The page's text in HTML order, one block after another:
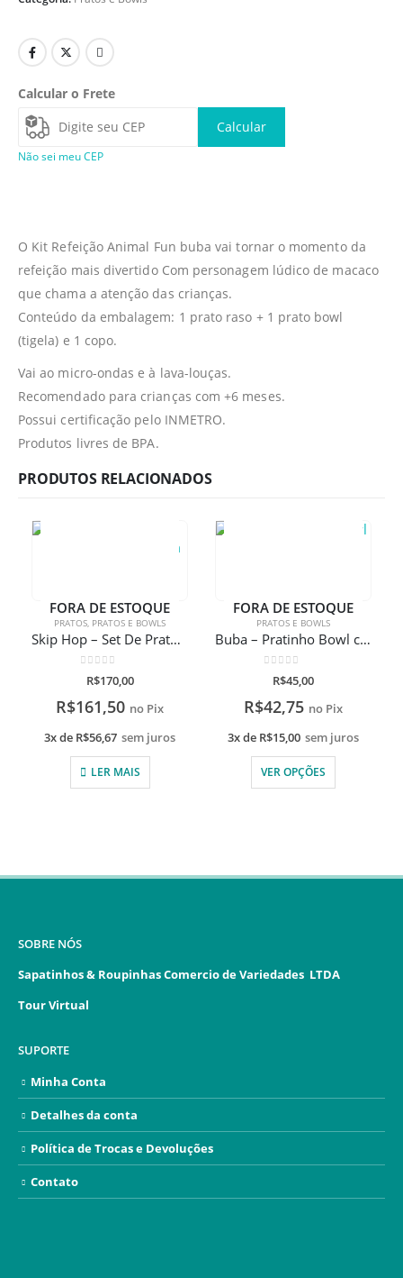
Calcular o Frete
Calcular
Não sei meu CEP
O Kit Refeição Animal Fun buba vai tornar o momento da
refeição mais divertido Com personagem lúdico de macaco
que chama a atenção das crianças.
Conteúdo da embalagem: 1 prato raso + 1 prato bowl
(tigela) e 1 copo.
Vai ao micro-ondas e à lava-louças.
Recomendado para crianças com +6 meses.
Possui certificação pelo INMETRO.
Produtos livres de BPA.
PRODUTOS RELACIONADOS
FORA DE ESTOQUE
PRATOS, PRATOS E BOWLS
Skip Hop – Set De Pratos Zoo Girafa Com Gravação A Laser
de 5
R$170,00
R$161,50 no Pix
3x de R$56,67 sem juros
LER MAIS
FORA DE ESTOQUE
PRATOS E BOWLS
Buba – Pratinho Bowl com ventosa
de 5
R$45,00
R$42,75 no Pix
3x de R$15,00 sem juros
VER OPÇÕES
SOBRE NÓS
Sapatinhos & Roupinhas Comercio de Variedades LTDA
Tour Virtual
SUPORTE
Minha Conta
Detalhes da conta
Política de Trocas e Devoluções
Contato